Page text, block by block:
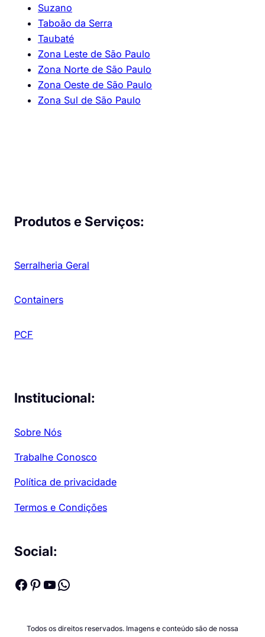
Suzano
Taboão da Serra
Taubaté
Zona Leste de São Paulo
Zona Norte de São Paulo
Zona Oeste de São Paulo
Zona Sul de São Paulo
Produtos e Serviços:
Serralheria Geral
Containers
PCF
Institucional:
Sobre Nós
Trabalhe Conosco
Política de privacidade
Termos e Condições
Social:
Facebook Pinterest Youtube WhatsApp
Todos os direitos reservados. Imagens e conteúdo são de nossa